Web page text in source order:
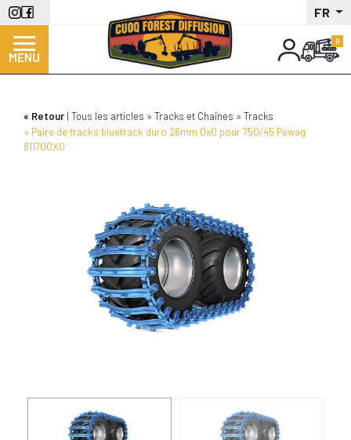
Aller
au
contenu
principal
FR
MENU
Retour Tous les articles Tracks et Chaînes
Tracks
Paire de tracks bluetrack duro 26mm 0x0 pour 750/45 Pewag
811700X0